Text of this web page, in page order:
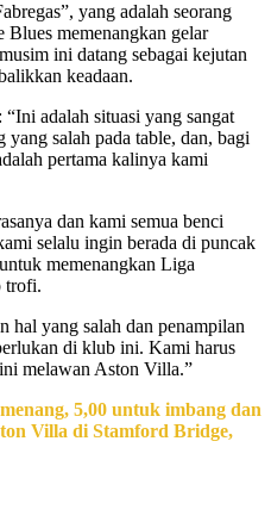
yang adalah seorang
memenangkan gelar
ini datang sebagai kejutan
keadaan.
adalah situasi yang sangat
yang salah pada table, dan, bagi
pertama kalinya kami
dan kami semua benci
selalu ingin berada di puncak
memenangkan Liga
trofi.
hal yang salah dan penampilan
di klub ini. Kami harus
melawan Aston Villa.”
5,00 untuk imbang dan
Villa di Stamford Bridge,